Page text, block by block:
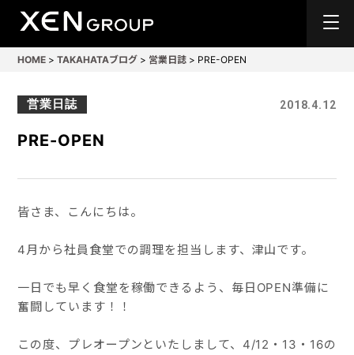
HOME >TAKAHATAブログ > 営業日誌 > PRE-OPEN
営業日誌 2018.4.12
PRE-OPEN
皆さま、こんにちは。
4月から社員食堂での調理を担当します、津山です。
一日でも早く食堂を稼働できるよう、毎日OPEN準備に
奮闘しています！！
この度、プレオープンといたしまして、4/12・13・16の